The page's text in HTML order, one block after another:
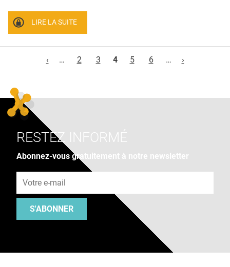
LIRE LA SUITE
‹
… 2 3 4 5 6 … ›
RESTEZ INFORMÉ
Abonnez-vous gratuitement à notre newsletter
S'ABONNER